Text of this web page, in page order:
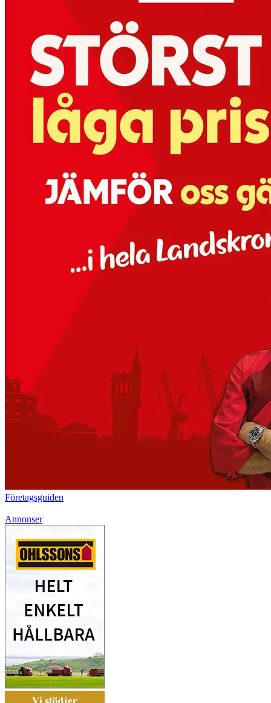
Företagsguiden
Annonser